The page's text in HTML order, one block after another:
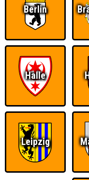
HIGHSCORE
Bar
Berlin
Halle
Leipzig